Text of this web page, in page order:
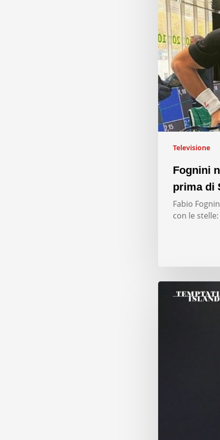
Televisione
Fognini
prima di
Fabio
con le